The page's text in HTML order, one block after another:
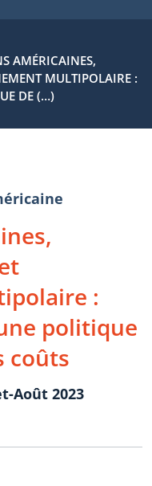
AMÉRICAINES,
MULTIPOLAIRE :
DE (…)
:
politique
coûts
Août 2023